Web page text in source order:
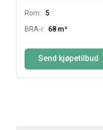
Rom: 5
BRA-i:
68 m²
Send kjøpetilbud